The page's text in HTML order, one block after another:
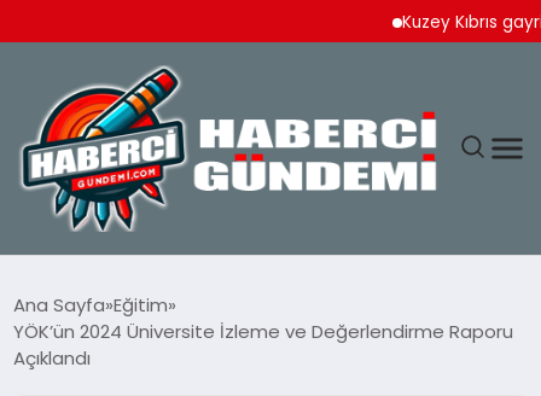
Kuzey Kıbrıs
YAŞAM
Ana Sayfa Eğitim
YÖK’ün 2024 Üniversite İzleme ve Değerlendirme Raporu
Açıklandı